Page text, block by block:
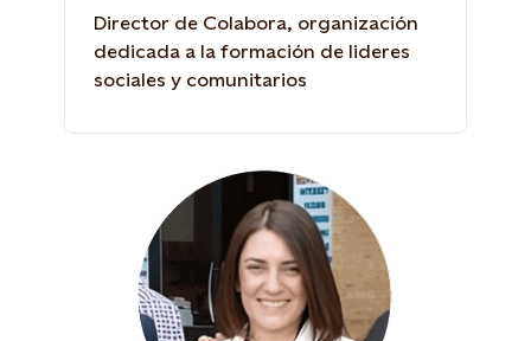
Director de Colabora, organización
dedicada a la formación de lideres
sociales y comunitarios